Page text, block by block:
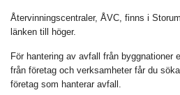
Återvinningscentraler, ÅVC, finns i
länken till höger.
För hantering av avfall från byggnationer
från företag och verksamheter får du
företag som hanterar avfall.